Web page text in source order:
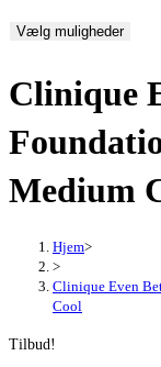
pris
405,00 kr..
Vælg muligheder
Clinique
Medium
Hjem>
>
Clinique Even
Cool
Tilbud!